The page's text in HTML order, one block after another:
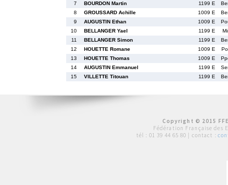
7
BOURDON Martin 1199 E
8
GROUSSARD Achille 1009 E
9
AUGUSTIN Ethan 1009 E
10
BELLANGER Yael 1199 E
11
BELLANGER Simon 1199 E
12
HOUETTE Romane 1009 E
13
HOUETTE Thomas 1009 E
14
AUGUSTIN Emmanuel 1199 E
15
VILLETTE Titouan 1199 E
Copyright © 2015
Fédération Française des
tél : 01 39 44 65 80 | contact :